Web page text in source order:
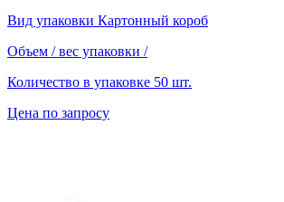
Вид упаковки Картонный короб
Объем / вес упаковки /
Количество в упаковке 50 шт.
Цена по запросу